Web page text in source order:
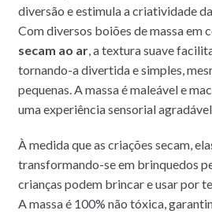
diversão e estimula a criatividade
Com diversos boiões de massa em
secam ao ar, a textura suave
tornando-a divertida e simples,
pequenas. A massa é maleável e
uma experiência sensorial
À medida que as criações secam,
transformando-se em brinquedos
crianças podem brincar e usar por
A massa é 100% não tóxica,